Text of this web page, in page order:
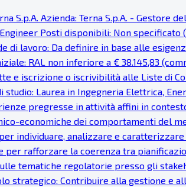
S.p.A. Azienda: Terna S.p.A. - Gestore
Posti disponibili: Non
lavoro: Da definire in base alle
RAL non inferiore a € 38.145,83
e iscrizione o iscrivibilità alle Liste di
Laurea in Ingegneria Elettrica,
pregresse in attività affini in
economiche dei comportamenti del
individuare, analizzare e
rafforzare la coerenza tra
tematiche regolatorie presso gli
strategico: Contribuire alla gestione